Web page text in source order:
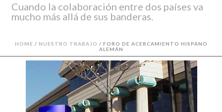
Cuando la colaboración entre dos países va
mucho más allá de sus banderas.
HOME / NUESTRO TRABAJO / FORO DE ACERCAMIENTO HISPANO
ALEMÁN